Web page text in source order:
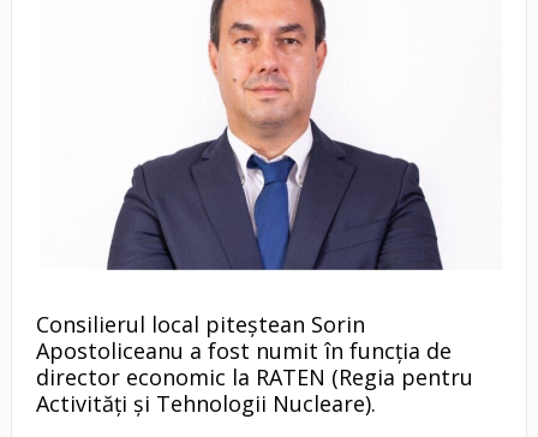
Consilierul local piteştean Sorin
Apostoliceanu a fost numit în funcția de
director economic la RATEN (Regia pentru
Activități și Tehnologii Nucleare).